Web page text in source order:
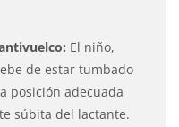
El niño,
de estar tumbado
posición adecuada
súbita del lactante.